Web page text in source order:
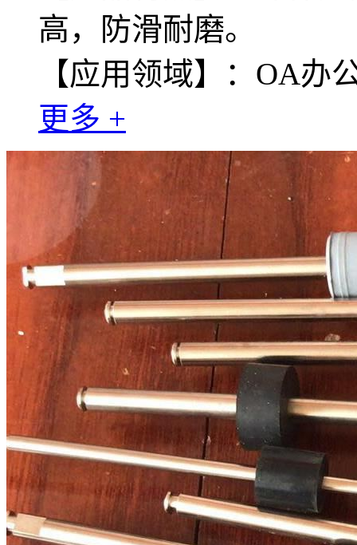
高，防滑耐磨。
【应用领域】：OA办
更多 +